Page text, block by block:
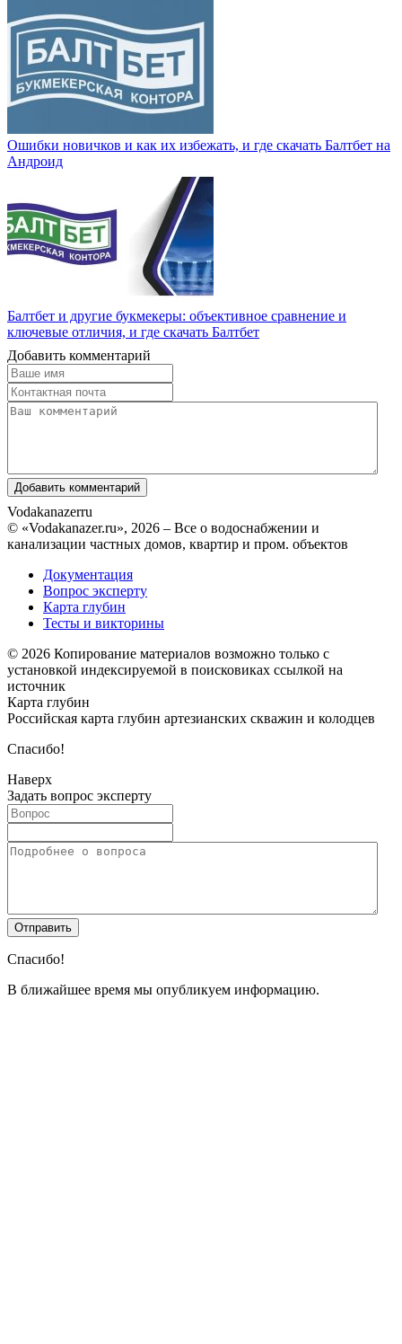
Ошибки новичков и как их избежать, и где скачать Балтбет на
Андроид
Балтбет и другие букмекеры: объективное сравнение и
ключевые отличия, и где скачать Балтбет
Добавить комментарий
Vodakanazerru
© «Vodakanazer.ru», 2026 – Все о водоснабжении и
канализации частных домов, квартир и пром. объектов
Документация
Вопрос эксперту
Карта глубин
Тесты и викторины
© 2026 Копирование материалов возможно только с
установкой индексируемой в поисковиках ссылкой на
источник
Карта глубин
Российская карта глубин артезианских скважин и колодцев
Спасибо!
Наверх
Задать вопрос эксперту
Спасибо!
В ближайшее время мы опубликуем информацию.